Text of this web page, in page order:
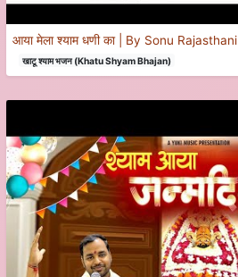
आया मेला श्याम धणी का | By Sonu Rajasthani
खाटू श्याम भजन (Khatu Shyam Bhajan)